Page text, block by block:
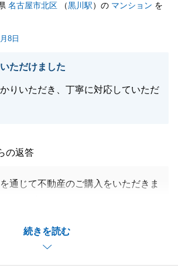
閉じる
名古屋市北区 （黒川駅）の マンション を
8日
ただけました
りいただき、丁寧に対応していただ
続きを読む
の返答
通じて不動産のご購入をいただきま
ございました。
困りごとがあった際にはお気軽にお
せ。